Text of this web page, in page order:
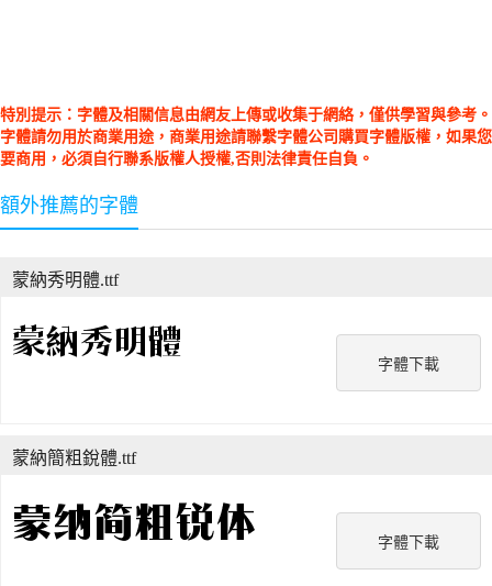
特別提示：字體及相關信息由網友上傳或收集于網絡，僅供學習與參考。
字體請勿用於商業用途，商業用途請聯繫字體公司購買字體版權，如果您
要商用，必須自行聯系版權人授權,否則法律責任自負。
額外推薦的字體
字體下載
蒙納秀明體.ttf
字體下載
蒙納簡粗銳體.ttf